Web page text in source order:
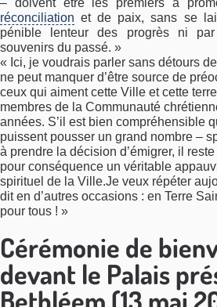
– doivent être les premiers à
réconciliation et de paix, sans se
pénible lenteur des progrès ni
souvenirs du passé. »
« Ici, je voudrais parler sans détours
ne peut manquer d’être source de
ceux qui aiment cette Ville et cette
membres de la Communauté
années. S’il est bien compréhensible
puissent pousser un grand nombre –
à prendre la décision d’émigrer, il
pour conséquence un véritable
spirituel de la Ville.Je veux répéter
dit en d’autres occasions : en Terre
pour tous ! »
Cérémonie de
devant le Palais